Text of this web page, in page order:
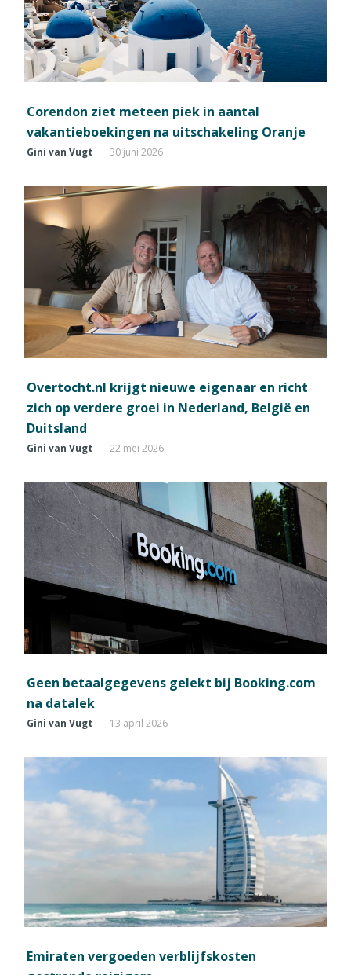
Corendon ziet meteen piek in aantal
vakantieboekingen na uitschakeling Oranje
Gini van Vugt 30 juni 2026
Overtocht.nl krijgt nieuwe eigenaar en richt
zich op verdere groei in Nederland, België en
Duitsland
Gini van Vugt 22 mei 2026
Geen betaalgegevens gelekt bij Booking.com
na datalek
Gini van Vugt 13 april 2026
Emiraten vergoeden verblijfskosten